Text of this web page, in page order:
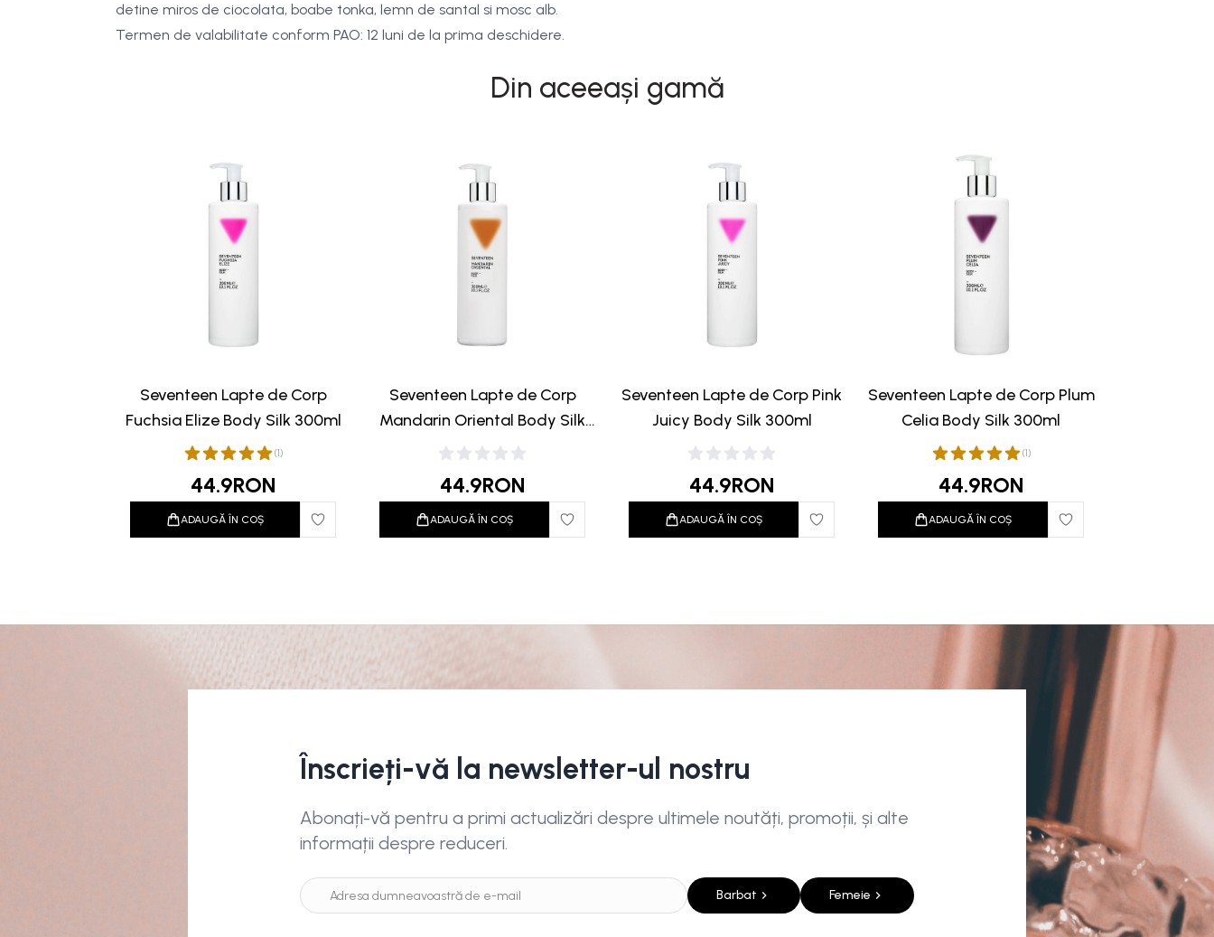
detine miros de ciocolata, boabe tonka, lemn de santal si mosc alb.
Termen de valabilitate conform PAO: 12 luni de la prima deschidere.
Din aceeași gamă
Seventeen Lapte de Corp
Fuchsia Elize Body Silk 300ml
(1)
44.9RON
ADAUGĂ ÎN COȘ
Seventeen Lapte de Corp
Mandarin Oriental Body Silk
300ml
44.9RON
ADAUGĂ ÎN COȘ
Seventeen Lapte de Corp Pink
Juicy Body Silk 300ml
44.9RON
ADAUGĂ ÎN COȘ
Seventeen Lapte de Corp Plum
Celia Body Silk 300ml
(1)
44.9RON
ADAUGĂ ÎN COȘ
Înscrieți-vă la newsletter-ul nostru
Abonați-vă pentru a primi actualizări despre ultimele noutăți, promoții, și alte
informații despre reduceri.
Barbat Femeie